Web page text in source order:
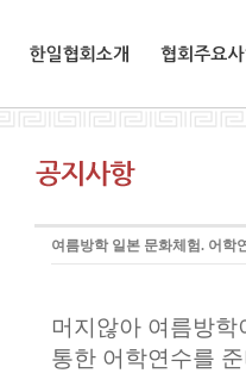
여름방학 일본 문화체험. 어학
머지않아 여름방
통한 어학연수를